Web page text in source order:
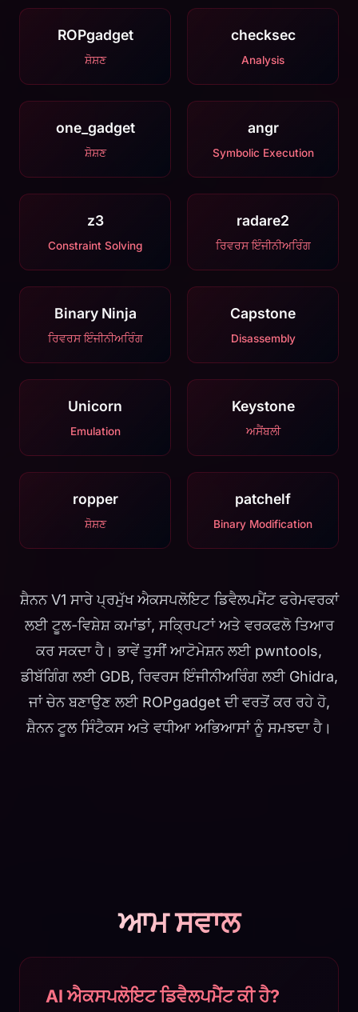
ROPgadget
ਸ਼ੋਸ਼ਣ
checksec
Analysis
one_gadget
ਸ਼ੋਸ਼ਣ
angr
Symbolic Execution
z3
Constraint Solving
radare2
ਰਿਵਰਸ ਇੰਜੀਨੀਅਰਿੰਗ
Binary Ninja
ਰਿਵਰਸ ਇੰਜੀਨੀਅਰਿੰਗ
Capstone
Disassembly
Unicorn
Emulation
Keystone
ਅਸੈਂਬਲੀ
ropper
ਸ਼ੋਸ਼ਣ
patchelf
Binary Modification
ਸ਼ੈਨਨ V1 ਸਾਰੇ ਪ੍ਰਮੁੱਖ ਐਕਸਪਲੋਇਟ ਡਿਵੈਲਪਮੈਂਟ ਫਰੇਮਵਰਕਾਂ
ਲਈ ਟੂਲ-ਵਿਸ਼ੇਸ਼ ਕਮਾਂਡਾਂ, ਸਕ੍ਰਿਪਟਾਂ ਅਤੇ ਵਰਕਫਲੋ ਤਿਆਰ
ਕਰ ਸਕਦਾ ਹੈ। ਭਾਵੇਂ ਤੁਸੀਂ ਆਟੋਮੇਸ਼ਨ ਲਈ pwntools,
ਡੀਬੱਗਿੰਗ ਲਈ GDB, ਰਿਵਰਸ ਇੰਜੀਨੀਅਰਿੰਗ ਲਈ Ghidra,
ਜਾਂ ਚੇਨ ਬਣਾਉਣ ਲਈ ROPgadget ਦੀ ਵਰਤੋਂ ਕਰ ਰਹੇ ਹੋ,
ਸ਼ੈਨਨ ਟੂਲ ਸਿੰਟੈਕਸ ਅਤੇ ਵਧੀਆ ਅਭਿਆਸਾਂ ਨੂੰ ਸਮਝਦਾ ਹੈ।
ਆਮ ਸਵਾਲ
AI ਐਕਸਪਲੋਇਟ ਡਿਵੈਲਪਮੈਂਟ ਕੀ ਹੈ?